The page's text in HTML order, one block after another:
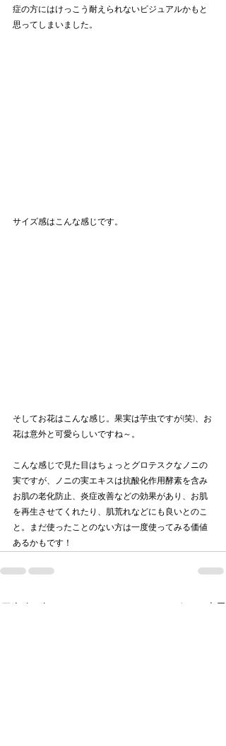
症の方にはけっこう耐えられないビジュアルかもと
思ってしまいました。
サイズ感はこんな感じです。
そしてお花はこんな感じ。果実は芋虫ですが(笑)、お
花は意外と可愛らしいですね～。
こんな感じで見た目はちょっとグロテスクなノニの
実ですが、ノニの実エキスは抗酸化作用酵素を含み
お肌の老化防止、炎症改善などの効果があり、お肌
を再生させてくれたり、肌荒れなどにも良いとのこ
と。まだ使ったことのない方は一度使ってみる価値
あるかもです！